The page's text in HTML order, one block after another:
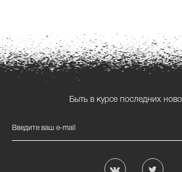
Быть в курсе последних
Введите ваш e-mail